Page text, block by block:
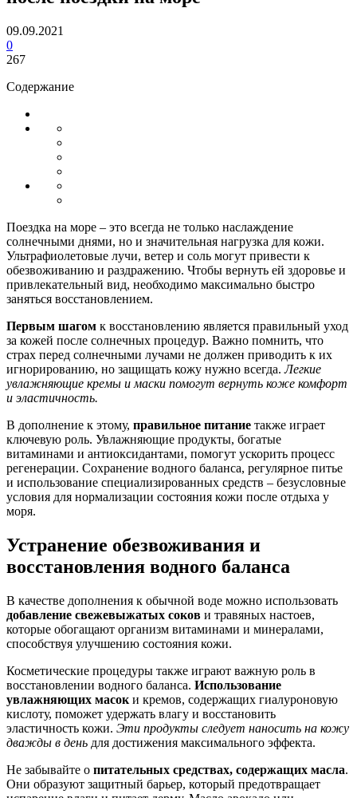
09.09.2021
0
267
Содержание
Поездка на море – это всегда не только наслаждение
солнечными днями, но и значительная нагрузка для кожи.
Ультрафиолетовые лучи, ветер и соль могут привести к
обезвоживанию и раздражению. Чтобы вернуть ей здоровье и
привлекательный вид, необходимо максимально быстро
заняться восстановлением.
Первым шагом к восстановлению является правильный уход
за кожей после солнечных процедур. Важно помнить, что
страх перед солнечными лучами не должен приводить к их
игнорированию, но защищать кожу нужно всегда.Легкие
увлажняющие кремы и маски помогут вернуть коже комфорт
и эластичность.
В дополнение к этому, правильное питание также играет
ключевую роль. Увлажняющие продукты, богатые
витаминами и антиоксидантами, помогут ускорить процесс
регенерации. Сохранение водного баланса, регулярное питье
и использование специализированных средств – безусловные
условия для нормализации состояния кожи после отдыха у
моря.
Устранение обезвоживания и
восстановления водного баланса
В качестве дополнения к обычной воде можно использовать
добавление свежевыжатых соков и травяных настоев,
которые обогащают организм витаминами и минералами,
способствуя улучшению состояния кожи.
Косметические процедуры также играют важную роль в
восстановлении водного баланса. Использование
увлажняющих масок и кремов, содержащих гиалуроновую
кислоту, поможет удержать влагу и восстановить
эластичность кожи. Эти продукты следует наносить на кожу
дважды в день для достижения максимального эффекта.
Не забывайте о питательных средствах, содержащих масла.
Они образуют защитный барьер, который предотвращает